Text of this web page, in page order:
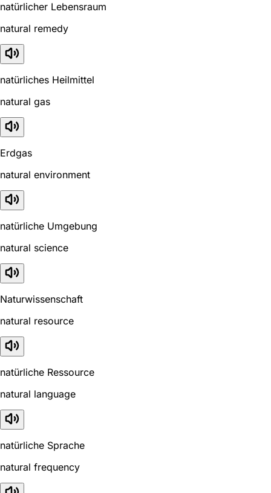
natürlicher Lebensraum
natural remedy
natürliches Heilmittel
natural gas
Erdgas
natural environment
natürliche Umgebung
natural science
Naturwissenschaft
natural resource
natürliche Ressource
natural language
natürliche Sprache
natural frequency